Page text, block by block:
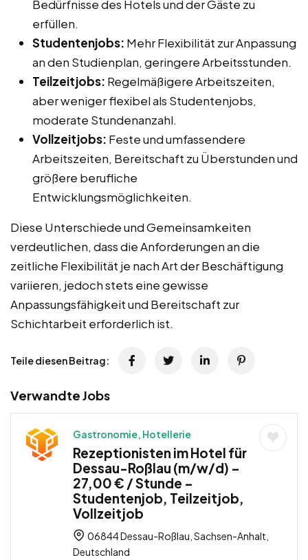
Bedürfnisse des Hotels und der Gäste zu
erfüllen.
Studentenjobs: Mehr Flexibilität zur Anpassung
an den Studienplan, geringere Arbeitsstunden.
Teilzeitjobs: Regelmäßigere Arbeitszeiten,
aber weniger flexibel als Studentenjobs,
moderate Stundenanzahl.
Vollzeitjobs: Feste und umfassendere
Arbeitszeiten, Bereitschaft zu Überstunden und
größere berufliche
Entwicklungsmöglichkeiten.
Diese Unterschiede und Gemeinsamkeiten
verdeutlichen, dass die Anforderungen an die
zeitliche Flexibilität je nach Art der Beschäftigung
variieren, jedoch stets eine gewisse
Anpassungsfähigkeit und Bereitschaft zur
Schichtarbeit erforderlich ist.
Teile diesen Beitrag:
Verwandte Jobs
Gastronomie, Hotellerie
Rezeptionisten im Hotel für
Dessau-Roßlau (m/w/d) –
27,00 € / Stunde –
Studentenjob, Teilzeitjob,
Vollzeitjob
06844 Dessau-Roßlau, Sachsen-Anhalt,
Deutschland